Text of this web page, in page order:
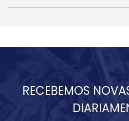
RECEBEMOS